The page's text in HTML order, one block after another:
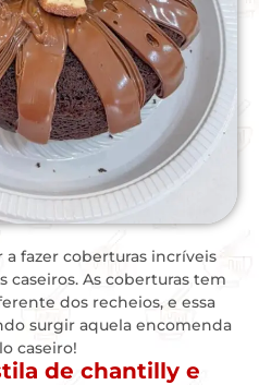
a fazer coberturas incríveis
caseiros. As coberturas tem
dos recheios, e essa
surgir aquela encomenda
caseiro!
de chantilly e